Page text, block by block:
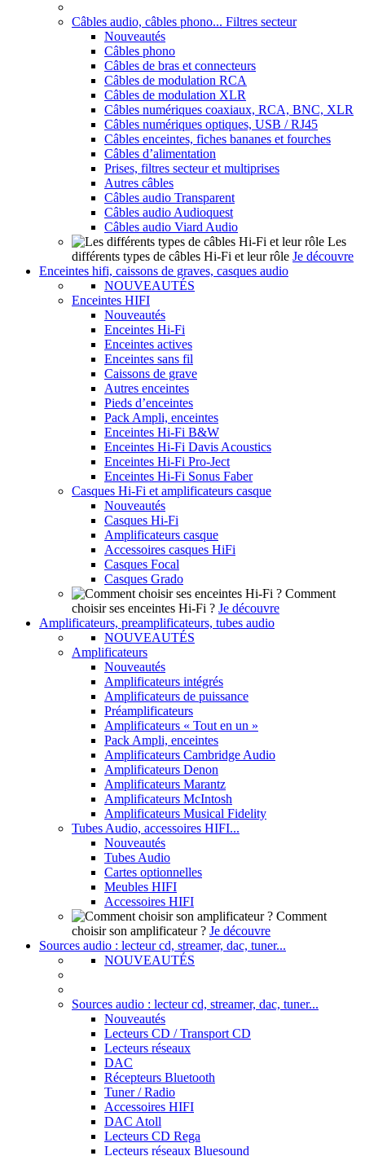
Câbles audio, câbles phono... Filtres secteur
Nouveautés
Câbles phono
Câbles de bras et connecteurs
Câbles de modulation RCA
Câbles de modulation XLR
Câbles numériques coaxiaux, RCA, BNC, XLR
Câbles numériques optiques, USB / RJ45
Câbles enceintes, fiches bananes et fourches
Câbles d’alimentation
Prises, filtres secteur et multiprises
Autres câbles
Câbles audio Transparent
Câbles audio Audioquest
Câbles audio Viard Audio
Les
différents types de câbles Hi-Fi et leur rôle Je découvre
Enceintes hifi, caissons de graves, casques audio
NOUVEAUTÉS
Enceintes HIFI
Nouveautés
Enceintes Hi-Fi
Enceintes actives
Enceintes sans fil
Caissons de grave
Autres enceintes
Pieds d’enceintes
Pack Ampli, enceintes
Enceintes Hi-Fi B&W
Enceintes Hi-Fi Davis Acoustics
Enceintes Hi-Fi Pro-Ject
Enceintes Hi-Fi Sonus Faber
Casques Hi-Fi et amplificateurs casque
Nouveautés
Casques Hi-Fi
Amplificateurs casque
Accessoires casques HiFi
Casques Focal
Casques Grado
Comment
choisir ses enceintes Hi-Fi ? Je découvre
Amplificateurs, preamplificateurs, tubes audio
NOUVEAUTÉS
Amplificateurs
Nouveautés
Amplificateurs intégrés
Amplificateurs de puissance
Préamplificateurs
Amplificateurs « Tout en un »
Pack Ampli, enceintes
Amplificateurs Cambridge Audio
Amplificateurs Denon
Amplificateurs Marantz
Amplificateurs McIntosh
Amplificateurs Musical Fidelity
Tubes Audio, accessoires HIFI...
Nouveautés
Tubes Audio
Cartes optionnelles
Meubles HIFI
Accessoires HIFI
Comment
choisir son amplificateur ? Je découvre
Sources audio : lecteur cd, streamer, dac, tuner...
NOUVEAUTÉS
Sources audio : lecteur cd, streamer, dac, tuner...
Nouveautés
Lecteurs CD / Transport CD
Lecteurs réseaux
DAC
Récepteurs Bluetooth
Tuner / Radio
Accessoires HIFI
DAC Atoll
Lecteurs CD Rega
Lecteurs réseaux Bluesound